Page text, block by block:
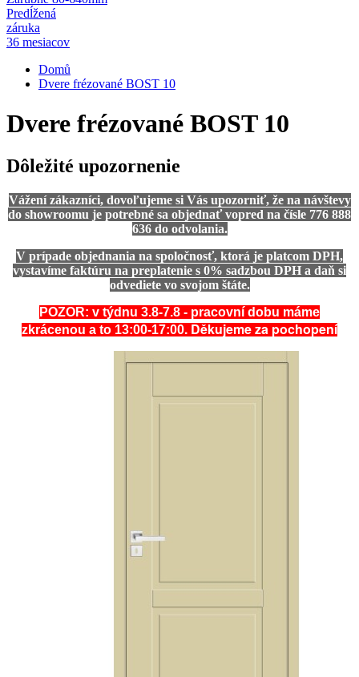
Predĺžená
záruka
36 mesiacov
Domů
Dvere frézované BOST 10
Dvere frézované BOST 10
Dôležité upozornenie
Vážení zákazníci, dovoľujeme si Vás upozorniť, že na návštevy
do showroomu je potrebné sa objednať vopred na čísle 776 888
636 do odvolania.
V prípade objednania na spoločnosť, ktorá je platcom DPH,
vystavíme faktúru na preplatenie s 0% sadzbou DPH a daň si
odvediete vo svojom štáte.
POZOR: v týdnu 3.8-7.8 - pracovní dobu máme
zkrácenou a to 13:00-17:00. Děkujeme za pochopení